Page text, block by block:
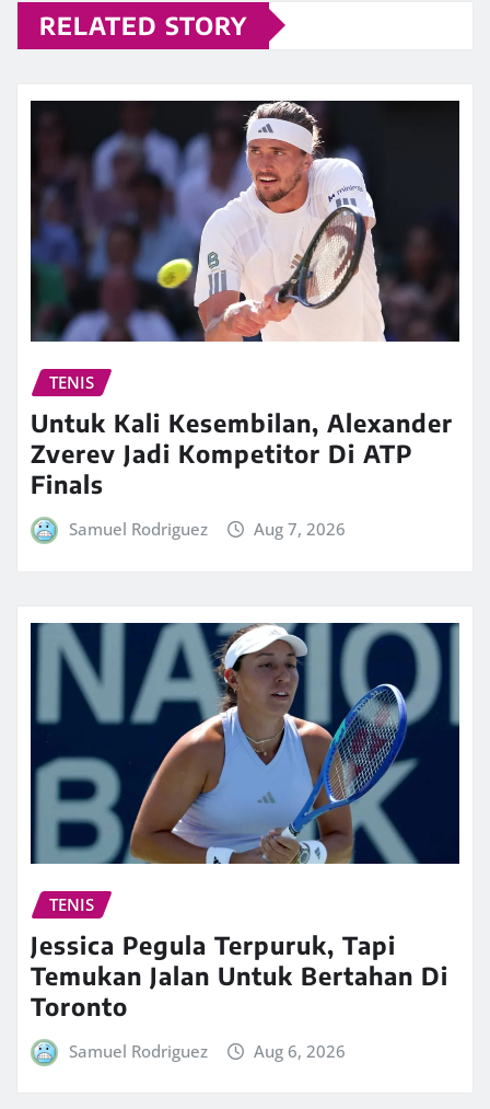
RELATED STORY
TENIS
Untuk Kali Kesembilan, Alexander
Zverev Jadi Kompetitor Di ATP
Finals
Samuel Rodriguez Aug 7, 2026
TENIS
Jessica Pegula Terpuruk, Tapi
Temukan Jalan Untuk Bertahan Di
Toronto
Samuel Rodriguez Aug 6, 2026